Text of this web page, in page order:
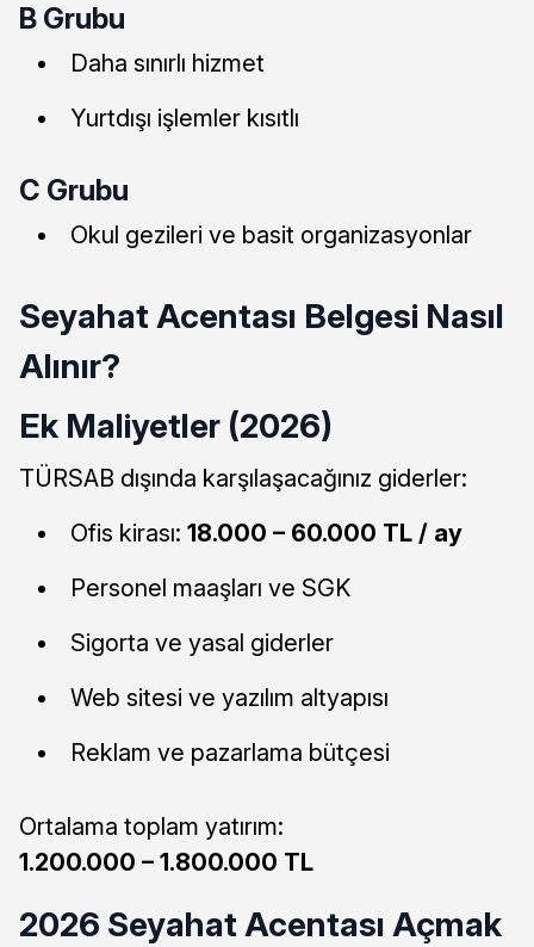
B Grubu
Daha sınırlı hizmet
Yurtdışı işlemler kısıtlı
C Grubu
Okul gezileri ve basit organizasyonlar
Seyahat Acentası Belgesi Nasıl
Alınır?
Ek Maliyetler (2026)
TÜRSAB dışında karşılaşacağınız giderler:
Ofis kirası: 18.000 – 60.000 TL / ay
Personel maaşları ve SGK
Sigorta ve yasal giderler
Web sitesi ve yazılım altyapısı
Reklam ve pazarlama bütçesi
Ortalama toplam yatırım:
1.200.000 – 1.800.000 TL
2026 Seyahat Acentası Açmak